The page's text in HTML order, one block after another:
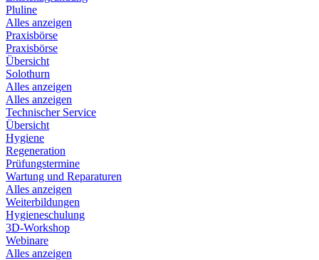
Pluline
Alles anzeigen
Praxisbörse
Praxisbörse
Übersicht
Solothurn
Alles anzeigen
Alles anzeigen
Technischer Service
Übersicht
Hygiene
Regeneration
Prüfungstermine
Wartung und Reparaturen
Alles anzeigen
Weiterbildungen
Hygieneschulung
3D-Workshop
Webinare
Alles anzeigen